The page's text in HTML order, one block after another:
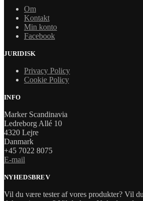
Om
Kontakt
Min konto
Facebook
JURIDISK
Privacy Policy
Cookie Policy
INFO
Marker Scandinavia
Ledreborg Allé 10
4320 Lejre
Danmark
+45 7022 8075
E-mail
NYHEDSBREV
Vil du være tester af vores produkter? Vil